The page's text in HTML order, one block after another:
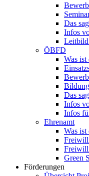
Das
Infos
ÖBFD
Was
Das
Infos
Infos
Ehrenamt
Was
Green
Förderungen